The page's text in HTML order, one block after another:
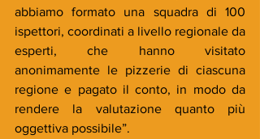
abbiamo formato una squadra di 100
ispettori, coordinati a livello regionale da
esperti, che hanno visitato
anonimamente le pizzerie di ciascuna
regione e pagato il conto, in modo da
rendere la valutazione quanto più
oggettiva possibile”.